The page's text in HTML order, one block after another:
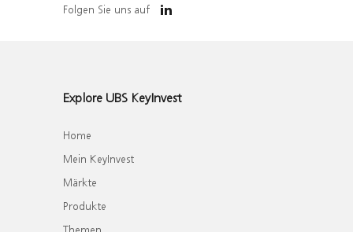
Folgen Sie uns auf
Explore UBS KeyInvest
Home
Mein KeyInvest
Märkte
Produkte